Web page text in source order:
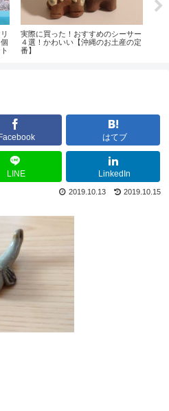
実際に買った！おすすめのシーサー
４選！かわいい【沖縄のお土産の定
番】
Facebook はてブ
LINE LinkedIn
2019.10.15
2019.10.13